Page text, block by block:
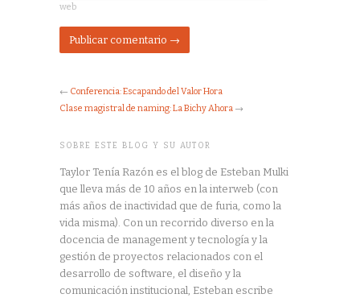
web
← Conferencia: Escapando del Valor Hora
Clase magistral de naming: La Bichy Ahora →
SOBRE ESTE BLOG Y SU AUTOR
Taylor Tenía Razón es el blog de Esteban Mulki
que lleva más de 10 años en la interweb (con
más años de inactividad que de furia, como la
vida misma). Con un recorrido diverso en la
docencia de management y tecnología y la
gestión de proyectos relacionados con el
desarrollo de software, el diseño y la
comunicación institucional, Esteban escribe